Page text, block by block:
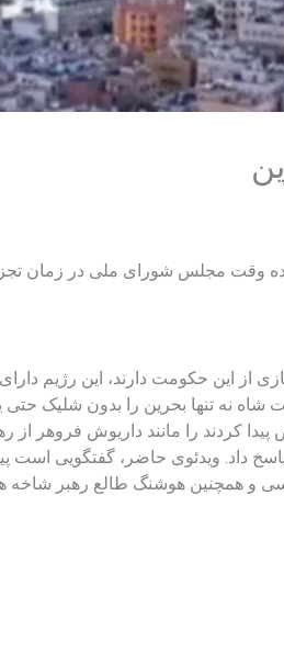
وقت مجلس شورای ملی در زمان
این حکومت دارند، این رژیم
نه تنها بحرین را بدون شلیک حتی
کردند را مانند داریوش فروهر
داد. ویدئوی حاضر، گفتگویی است
هوشنگ طالع رهبر شاخه